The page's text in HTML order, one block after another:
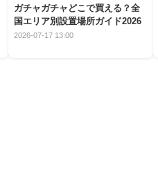
ガチャガチャどこで買える？全
国エリア別設置場所ガイド2026
2026-07-17 13:00